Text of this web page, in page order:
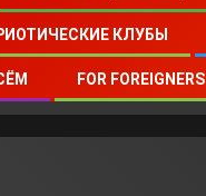
КЛУБЫ
FOR FOREIGNERS